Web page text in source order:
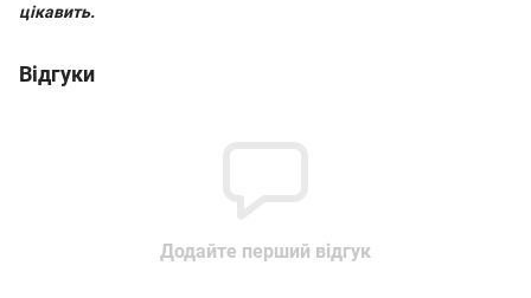
цікавить.
Відгуки
Додайте перший відгук